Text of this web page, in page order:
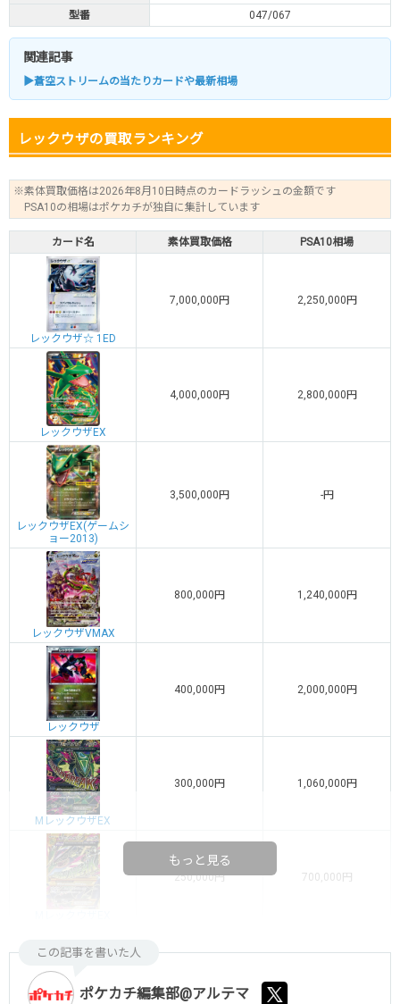
型番
047/067
関連記事
▶蒼空ストリームの当たりカードや最新相場
レックウザの買取ランキング
※素体買取価格は2026年8月10日時点のカードラッシュの金額です
PSA10の相場はポケカチが独自に集計しています
カード名 素体買取価格 PSA10相場
レックウザ☆ 1ED
7,000,000円 2,250,000円
レックウザEX
4,000,000円 2,800,000円
レックウザEX(ゲームシ
ョー2013)
3,500,000円 -円
レックウザVMAX
800,000円 1,240,000円
レックウザ
400,000円 2,000,000円
MレックウザEX
300,000円 1,060,000円
250,000円 700,000円
もっと見る
この記事を書いた人
ポケカチ編集部@アルテマ